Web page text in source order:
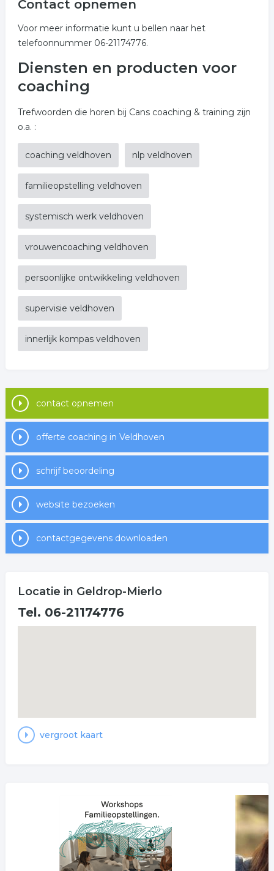
Contact opnemen
Voor meer informatie kunt u bellen naar het
telefoonnummer 06-21174776.
Diensten en producten voor
coaching
Trefwoorden die horen bij Cans coaching & training zijn
o.a. :
coaching veldhoven nlp veldhoven
familieopstelling veldhoven
systemisch werk veldhoven
vrouwencoaching veldhoven
persoonlijke ontwikkeling veldhoven
supervisie veldhoven
innerlijk kompas veldhoven
contact opnemen
offerte coaching in Veldhoven
schrijf beoordeling
website bezoeken
contactgegevens downloaden
Locatie in Geldrop-Mierlo
Tel. 06-21174776
vergroot kaart